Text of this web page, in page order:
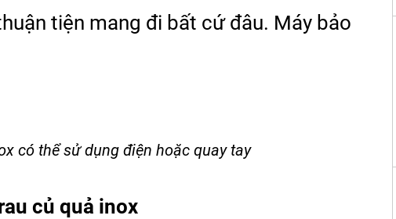
tiện mang đi bất cứ đâu. Máy bảo
có thể sử dụng điện hoặc quay tay
củ quả inox